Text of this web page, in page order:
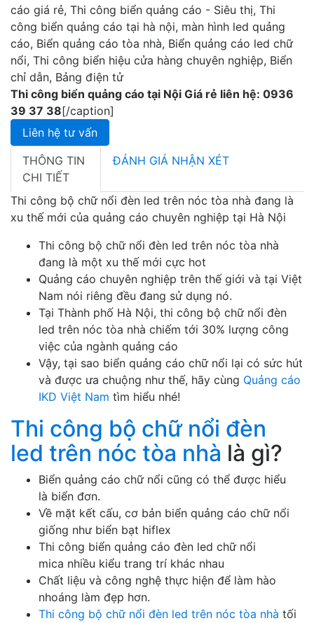
cáo giá rẻ, Thi công biển quảng cáo - Siêu thị, Thi
công biển quảng cáo tại hà nội, màn hình led quảng
cáo, Biển quảng cáo tòa nhà, Biển quảng cáo led chữ
nổi, Thi công biển hiệu cửa hàng chuyên nghiệp, Biển
chỉ dẫn, Bảng điện tử
Thi công biển quảng cáo tại Nội Giá rẻ liên hệ: 0936
39 37 38[/caption]
Liên hệ tư vấn
THÔNG TIN
CHI TIẾT
ĐÁNH GIÁ NHẬN XÉT
Thi công bộ chữ nổi đèn led trên nóc tòa nhà đang là
xu thế mới của quảng cáo chuyên nghiệp tại Hà Nội
Thi công bộ chữ nổi đèn led trên nóc tòa nhà
đang là một xu thế mới cực hot
Quảng cáo chuyên nghiệp trên thế giới và tại Việt
Nam nói riêng đều đang sử dụng nó.
Tại Thành phố Hà Nội, thi công bộ chữ nổi đèn
led trên nóc tòa nhà chiếm tới 30% lượng công
việc của ngành quảng cáo
Vậy, tại sao biển quảng cáo chữ nổi lại có sức hút
và được ưa chuộng như thế, hãy cùng Quảng cáo
IKD Việt Nam tìm hiểu nhé!
Thi công bộ chữ nổi đèn
led trên nóc tòa nhà là gì?
Biển quảng cáo chữ nổi cũng có thể được hiểu
là biển đơn.
Về mặt kết cấu, cơ bản biển quảng cáo chữ nổi
giống như biển bạt hiflex
Thi công biển quảng cáo đèn led chữ nổi
mica nhiều kiểu trang trí khác nhau
Chất liệu và công nghệ thực hiện để làm hào
nhoáng làm đẹp hơn.
Thi công bộ chữ nổi đèn led trên nóc tòa nhà tối